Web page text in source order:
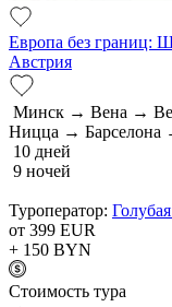
Европа без границ:
Австрия
Минск → Вена →
Ницца →
10 дней
9 ночей
Туроператор:
от 399 EUR
+ 150 BYN
Cтоимость тура